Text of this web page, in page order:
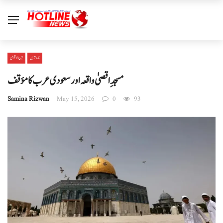
بین الا قوامی تازہ ترین
مسجدِ اقصیٰ واقعہ اور سعودی عرب کا مؤقف
Samina Rizwan May 15, 2026 0 93